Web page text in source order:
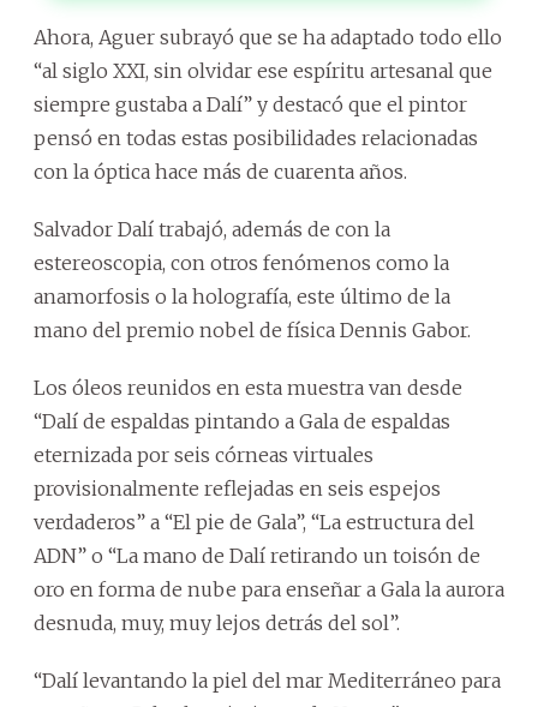
Ahora, Aguer subrayó que se ha adaptado todo ello
“al siglo XXI, sin olvidar ese espíritu artesanal que
siempre gustaba a Dalí” y destacó que el pintor
pensó en todas estas posibilidades relacionadas
con la óptica hace más de cuarenta años.
Salvador Dalí trabajó, además de con la
estereoscopia, con otros fenómenos como la
anamorfosis o la holografía, este último de la
mano del premio nobel de física Dennis Gabor.
Los óleos reunidos en esta muestra van desde
“Dalí de espaldas pintando a Gala de espaldas
eternizada por seis córneas virtuales
provisionalmente reflejadas en seis espejos
verdaderos” a “El pie de Gala”, “La estructura del
ADN” o “La mano de Dalí retirando un toisón de
oro en forma de nube para enseñar a Gala la aurora
desnuda, muy, muy lejos detrás del sol”.
“Dalí levantando la piel del mar Mediterráneo para